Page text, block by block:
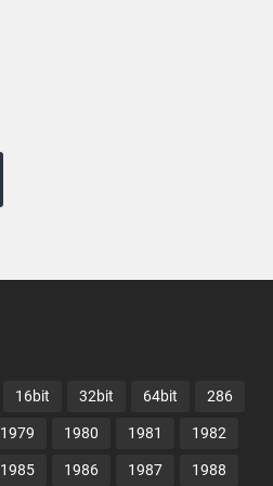
16bit 32bit 64bit 286
1979 1980 1981 1982
1985 1986 1987 1988